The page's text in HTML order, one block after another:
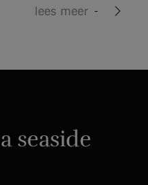
kust, door bossen
lees meer
seaside